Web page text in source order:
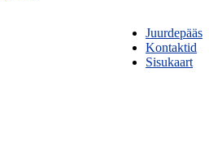
Juurdepääs
Kontaktid
Sisukaart